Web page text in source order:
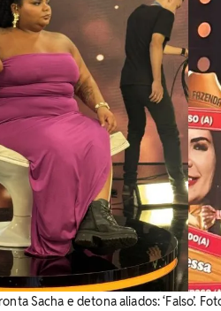
Sacha e detona aliados: ‘Falso’.